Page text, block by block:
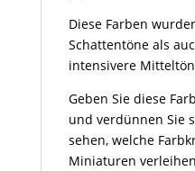
Diese Farben
Schattentöne als
intensivere
Geben Sie diese
und verdünnen Sie
sehen, welche
Miniaturen